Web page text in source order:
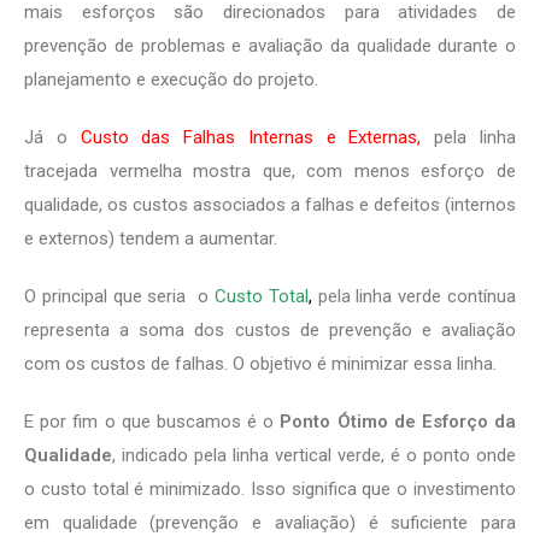
mais esforços são direcionados para atividades de
prevenção de problemas e avaliação da qualidade durante o
planejamento e execução do projeto.
Já o Custo das Falhas Internas e Externas, pela linha
tracejada vermelha mostra que, com menos esforço de
qualidade, os custos associados a falhas e defeitos (internos
e externos) tendem a aumentar.
O principal que seria o Custo Total, pela linha verde contínua
representa a soma dos custos de prevenção e avaliação
com os custos de falhas. O objetivo é minimizar essa linha.
E por fim o que buscamos é o Ponto Ótimo de Esforço da
Qualidade, indicado pela linha vertical verde, é o ponto onde
o custo total é minimizado. Isso significa que o investimento
em qualidade (prevenção e avaliação) é suficiente para